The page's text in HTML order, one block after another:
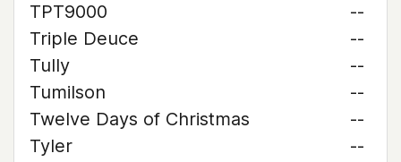
TPT9000
--
Triple Deuce
--
Tully
--
Tumilson
--
Twelve Days of Christmas
--
Tyler
--